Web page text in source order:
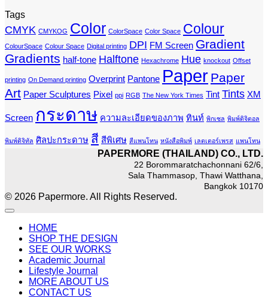
Tags
CMYK CMYKOG Color ColorSpace Color Space Colour
ColourSpace Colour Space Digital printing DPI FM Screen Gradient
Gradients half-tone Halftone Hexachrome Hue knockout Offset
printing On Demand printing Overprint Pantone Paper Paper
Art Paper Sculptures Pixel ppi RGB The New York Times Tint Tints XM
Screen กระดาษ ความละเอียดของภาพ ทินท์ พิกเซล พิมพ์ดิจิตอล
พิมพ์ดิจิทัล ศิลปะกระดาษ สี สีพิเศษ สีแพนโทน หนังสือพิมพ์ เลตเตอร์เพรส แพนโทน
PAPERMORE (THAILAND) CO., LTD.
22 Borommaratchachonnani 62/6,
Sala Thammasop, Thawi Watthana,
Bangkok 10170
© 2026 Papermore. All Rights Reserved.
HOME
SHOP THE DESIGN
SEE OUR WORKS
Academic Journal
Lifestyle Journal
MORE ABOUT US
CONTACT US